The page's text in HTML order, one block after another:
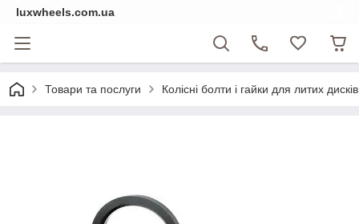
luxwheels.com.ua
Товари та послуги Колісні болти і гайки для литих